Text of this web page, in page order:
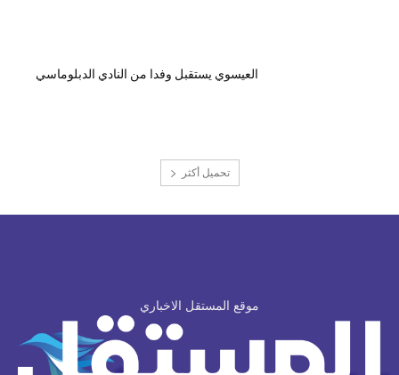
العيسوي يستقبل وفدا من النادي الدبلوماسي
تحميل أكثر
موقع المستقل الاخباري